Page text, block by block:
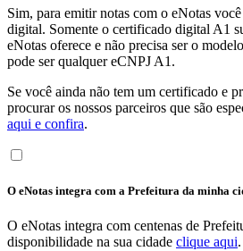
Sim, para emitir notas com o eNotas
digital. Somente o certificado digital A1
eNotas oferece e não precisa ser o
pode ser qualquer eCNPJ A1.
Se você ainda não tem um certificado e
procurar os nossos parceiros que são
aqui e confira.
O eNotas integra com a Prefeitura da minha
O eNotas integra com centenas de
disponibilidade na sua cidade clique aqui.